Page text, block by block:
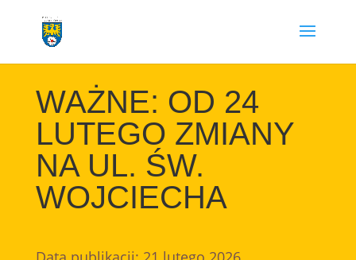
WAŻNE: OD 24
LUTEGO ZMIANY
NA UL. ŚW.
WOJCIECHA